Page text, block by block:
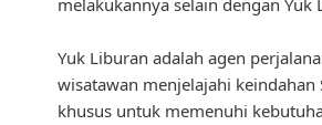
melakukannya selain dengan Yuk
Yuk Liburan adalah agen
wisatawan menjelajahi
khusus untuk memenuhi